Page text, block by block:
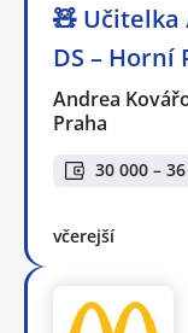
🧸
DS – Horní
Andrea
Praha
30 000 –
včerejší